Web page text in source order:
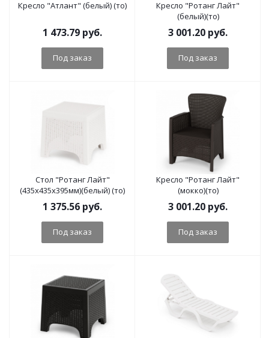
Кресло "Атлант" (белый) (то)
1 473.79 руб.
Под заказ
Кресло "Ротанг Лайт"
(белый)(то)
3 001.20 руб.
Под заказ
Стол "Ротанг Лайт"
(435х435х395мм)(белый) (то)
1 375.56 руб.
Под заказ
Кресло "Ротанг Лайт"
(мокко)(то)
3 001.20 руб.
Под заказ